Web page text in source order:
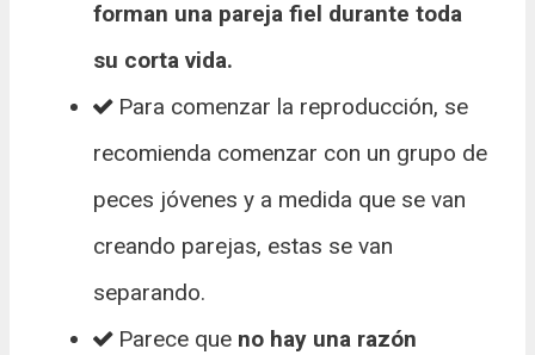
forman una pareja fiel durante toda
su corta vida.
Para comenzar la reproducción, se
recomienda comenzar con un grupo de
peces jóvenes y a medida que se van
creando parejas, estas se van
separando.
Parece que no hay una razón